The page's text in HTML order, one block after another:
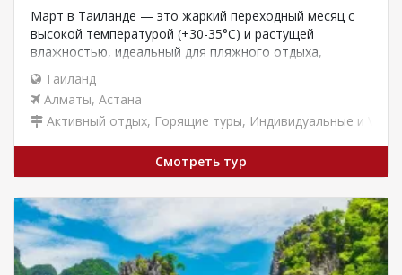
Март в Таиланде — это жаркий переходный месяц с
высокой температурой (+30-35°C) и растущей
влажностью, идеальный для пляжного отдыха,
особенно…
Таиланд
Алматы, Астана
Активный отдых, Горящие туры, Индивидуальные и VIP
Смотреть тур